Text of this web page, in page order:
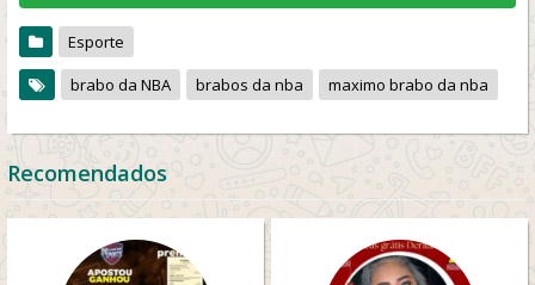
Esporte
brabo da NBA
brabos da nba maximo brabo da nba
Recomendados